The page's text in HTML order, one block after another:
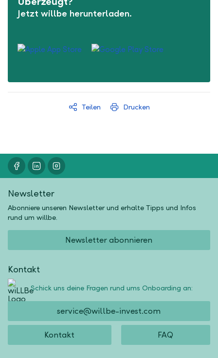
Jetzt willbe herunterladen.
Teilen Drucken
Newsletter
Abonniere unseren Newsletter und erhalte Tipps und Infos
rund um willbe.
Newsletter abonnieren
Kontakt
Schick uns deine Fragen rund ums Onboarding an:
service@willbe-invest.com
Kontakt FAQ